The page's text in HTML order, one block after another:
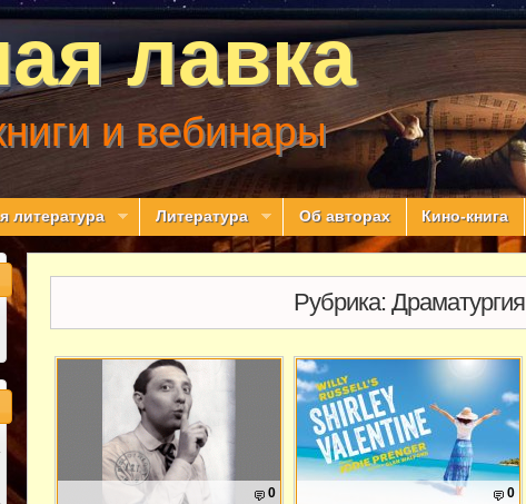
лавка
и вебинары
литература Литература Об авторах Кино-книга
Рубрика: Драматургия
0 0